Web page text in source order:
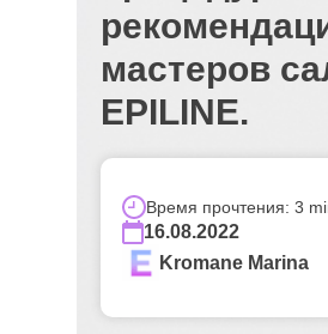
мастеров
EPILINE.
Время прочтения: 3
Kromane Marina
16.08.2022